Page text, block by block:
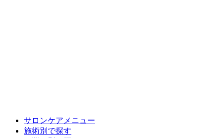
サロンケアメニュー
施術別で探す